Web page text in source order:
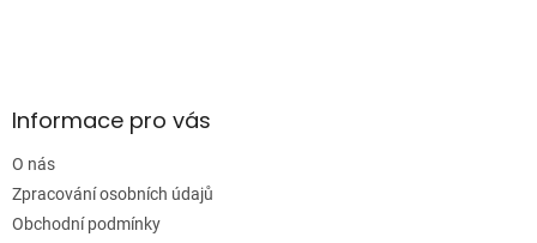
aInformace pro vás
O nás
Zpracování osobních údajů
Obchodní podmínky